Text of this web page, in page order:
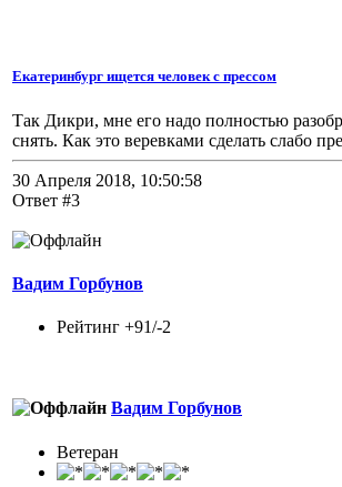
Екатеринбург ищется человек с прессом
Так Дикри, мне его надо полностью
снять. Как это веревками сделать слабо
30 Апреля 2018, 10:50:58
Ответ #3
Вадим Горбунов
Рейтинг +91/-2
Вадим Горбунов
Ветеран